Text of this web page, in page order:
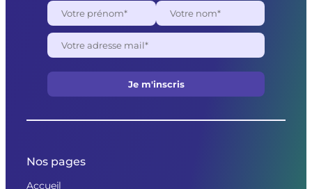
Nos pages
Accueil